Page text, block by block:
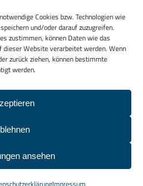
Cookies bzw. Technologien wie
und/oder darauf zuzugreifen.
zustimmen, können Daten wie das
Website verarbeitet werden. Wenn
zurück ziehen, können bestimmte
werden.
ansehen
Gesunde
|Kontakt